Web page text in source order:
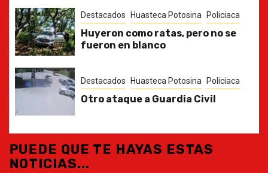
Destacados Huasteca Potosina Policiaca
Huyeron como ratas, pero no se
fueron en blanco
Destacados Huasteca Potosina Policiaca
Otro ataque a Guardia Civil
PUEDE QUE TE HAYAS ESTAS
NOTICIAS...